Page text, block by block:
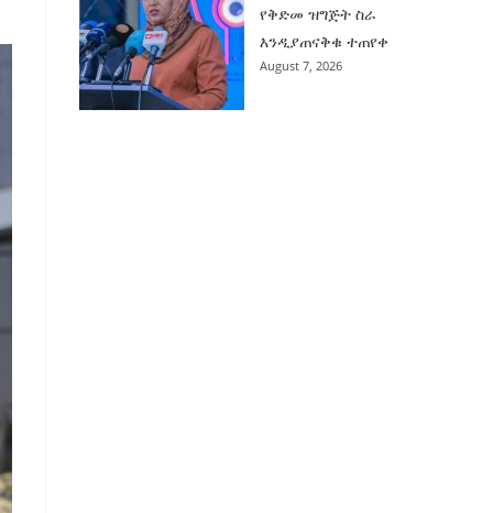
የቅድመ ዝግጅት ስራ
እንዲያጠናቅቁ ተጠየቀ
August 7, 2026